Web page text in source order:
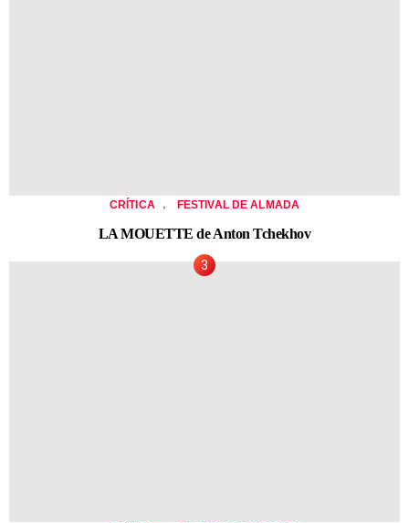
CRÍTICA , FESTIVAL DE ALMADA
LA MOUETTE de Anton Tchekhov